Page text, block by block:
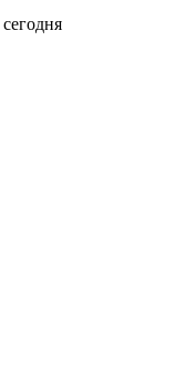
сегодня